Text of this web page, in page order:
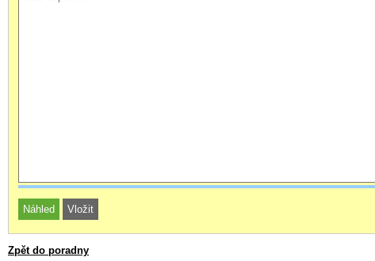
Zpět do poradny